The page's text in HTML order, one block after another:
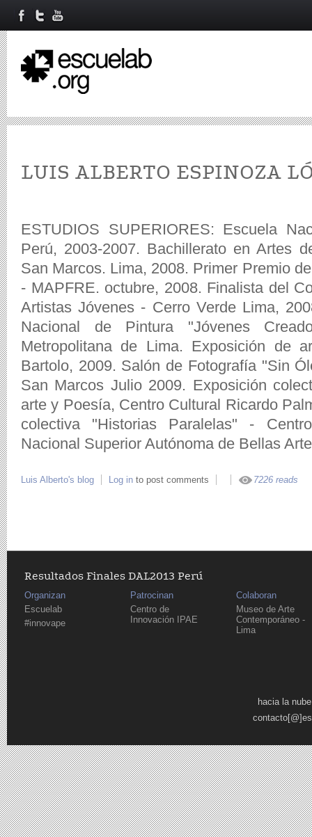
LUIS ALBERTO ESPINOZA
ESTUDIOS SUPERIORES: Escuela
Perú, 2003-2007. Bachillerato en Artes
San Marcos. Lima, 2008. Primer Premio
- MAPFRE. octubre, 2008. Finalista del
Artistas Jóvenes - Cerro Verde Lima,
Nacional de Pintura "Jóvenes
Metropolitana de Lima. Exposición de
Bartolo, 2009. Salón de Fotografía "Sin
San Marcos Julio 2009. Exposición
arte y Poesía, Centro Cultural Ricardo
colectiva "Historias Paralelas" -
Nacional Superior Autónoma de Bellas
Luis Alberto's blog Log in to post comments 7226 reads
Resultados Finales DAL2013 Perú
Organizan
Escuelab
#innovape
Patrocinan
Centro de
Innovación IPAE
Colaboran
Museo de Arte
Contemporáneo -
Lima
hacia la